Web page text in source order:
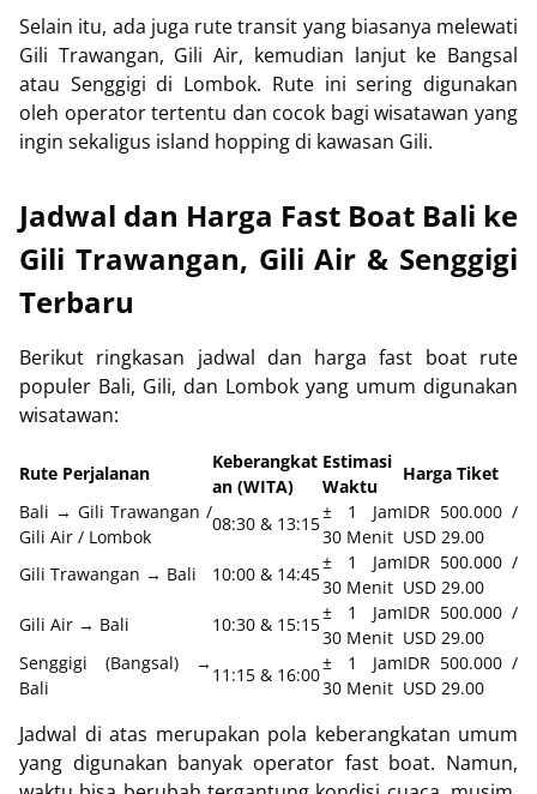
Selain itu, ada juga rute transit yang biasanya melewati
Gili Trawangan, Gili Air, kemudian lanjut ke Bangsal
atau Senggigi di Lombok. Rute ini sering digunakan
oleh operator tertentu dan cocok bagi wisatawan yang
ingin sekaligus island hopping di kawasan Gili.
Jadwal dan Harga Fast Boat Bali ke
Gili Trawangan, Gili Air & Senggigi
Terbaru
Berikut ringkasan jadwal dan harga fast boat rute
populer Bali, Gili, dan Lombok yang umum digunakan
wisatawan:
Rute Perjalanan
Keberangkat
an (WITA)
Estimasi
Waktu
Harga Tiket
Bali → Gili Trawangan /
Gili Air / Lombok
08:30 & 13:15
± 1 Jam
30 Menit
IDR 500.000 /
USD 29.00
Gili Trawangan → Bali
10:00 & 14:45
± 1 Jam
30 Menit
IDR 500.000 /
USD 29.00
Gili Air → Bali
10:30 & 15:15
± 1 Jam
30 Menit
IDR 500.000 /
USD 29.00
Senggigi (Bangsal) →
Bali
11:15 & 16:00
± 1 Jam
30 Menit
IDR 500.000 /
USD 29.00
Jadwal di atas merupakan pola keberangkatan umum
yang digunakan banyak operator fast boat. Namun,